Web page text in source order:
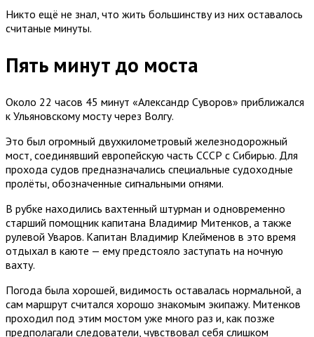
Никто ещё не знал, что жить большинству из них оставалось
считаные минуты.
Пять минут до моста
Около 22 часов 45 минут «Александр Суворов» приближался
к Ульяновскому мосту через Волгу.
Это был огромный двухкилометровый железнодорожный
мост, соединявший европейскую часть СССР с Сибирью. Для
прохода судов предназначались специальные судоходные
пролёты, обозначенные сигнальными огнями.
В рубке находились вахтенный штурман и одновременно
старший помощник капитана Владимир Митенков, а также
рулевой Уваров. Капитан Владимир Клейменов в это время
отдыхал в каюте — ему предстояло заступать на ночную
вахту.
Погода была хорошей, видимость оставалась нормальной, а
сам маршрут считался хорошо знакомым экипажу. Митенков
проходил под этим мостом уже много раз и, как позже
предполагали следователи, чувствовал себя слишком